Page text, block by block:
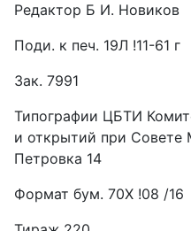
Редактор Б И. Новиков
Поди. к печ. 19Л !11-61 г
Зак. 7991
Типографии ЦБТИ
и открытий при
Петровка 14
Формат бум. 70Х !08 /16